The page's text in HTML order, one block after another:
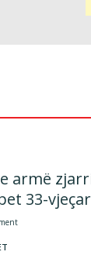
armë
33-